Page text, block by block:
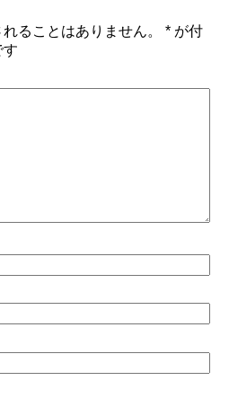
ることはありません。 *が付
す